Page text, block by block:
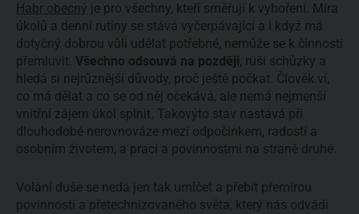
Habr obecný je pro všechny, kteří směřují k vyhoření. Míra
úkolů a denní rutiny se stává vyčerpávající a i když má
dotyčný dobrou vůli udělat potřebné, nemůže se k činnosti
přemluvit. Všechno odsouvá na později, ruší schůzky a
hledá si nejrůznější důvody, proč ještě počkat. Člověk ví,
co má dělat a co se od něj očekává, ale nemá nejmenší
vnitřní zájem úkol splnit. Takovýto stav nastává při
dlouhodobé nerovnováze mezi odpočinkem, radostí a
osobním životem, a prací a povinnostmi na straně druhé.
Volání duše se nedá jen tak umlčet a přebít přemírou
povinností a přetechnizovaného světa, který nás odvádí